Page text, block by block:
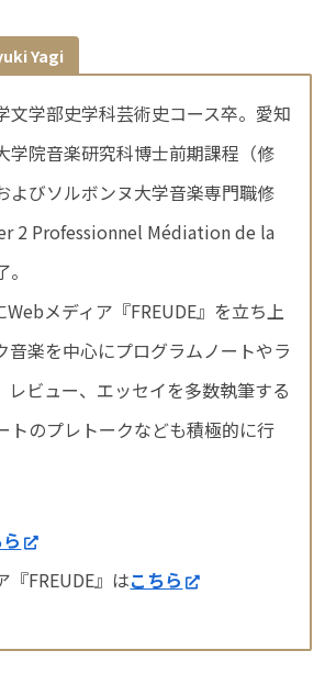
Yagi
文学部史学科芸術史コース卒。愛知
学院音楽研究科博士前期課程（修
よびソルボンヌ大学音楽専門職修
2 Professionnel Médiation de la
メディア『FREUDE』を立ち上
音楽を中心にプログラムノートやラ
レビュー、エッセイを多数執筆する
トのプレトークなども積極的に行
『FREUDE』はこちら